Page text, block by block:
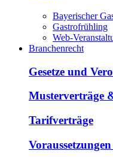
Bayerischer
Gastrofrühling
Web-
Branchenrecht
Gesetze und
Musterverträge
Tarifverträge